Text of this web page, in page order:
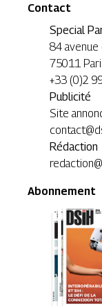
Contact
Special
84 avenue
75011
+33 (0)2
Publicité
Site
Rédaction
Abonnement